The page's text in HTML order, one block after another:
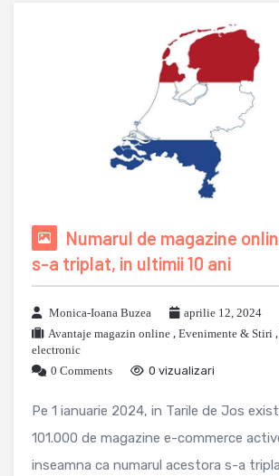
Numarul de magazine
s-a triplat, in ultimii 10 ani
Monica-Ioana Buzea
aprilie 12, 2024
Avantaje magazin online , Evenimente & Stiri ,
electronic
0 Comments
0 vizualizari
Pe 1 ianuarie 2024, in Tarile de Jos
101.000 de magazine e-commerce
inseamna ca numarul acestora s-a